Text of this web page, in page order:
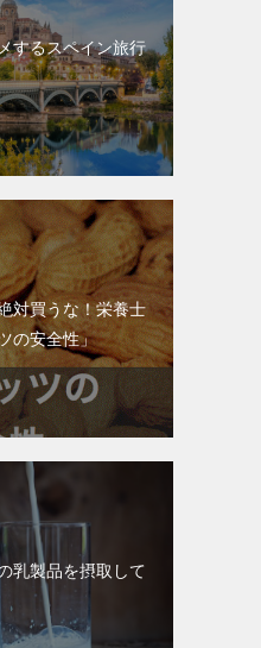
するスペイン旅行
対買うな！栄養士
の安全性」
乳製品を摂取して